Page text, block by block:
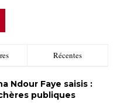
Récentes
Ndour Faye saisis :
publiques